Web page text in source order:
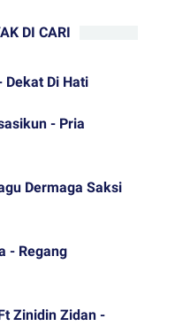
DI CARI
Dekat Di Hati
- Pria
Dermaga Saksi
- Regang
Zinidin Zidan -